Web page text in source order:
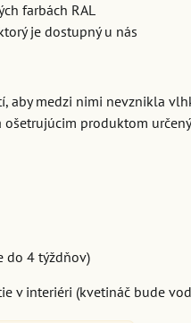
farbách RAL
je dostupný u nás
aby medzi nimi nevznikla
ošetrujúcim produktom
do 4 týždňov)
v interiéri (kvetináč bude